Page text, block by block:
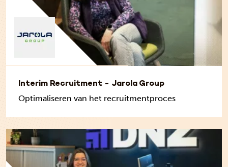
Interim Recruitment - Jarola Group
Optimaliseren van het recruitmentproces